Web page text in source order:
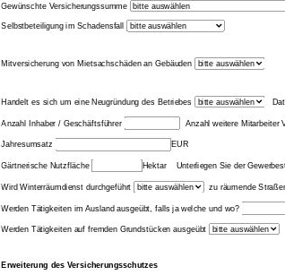
Gewünschte Versicherungssumme
Selbstbeteiligung im Schadensfall
Mitversicherung von Mietsachschäden an Gebäuden
Handelt es sich um eine Neugründung des Betriebes
Anzahl Inhaber / Geschäftsführer Anzahl weitere Mitarbeiter
Jahresumsatz EUR
Gärtnerische Nutzfläche Hektar Unterliegen Sie der
Wird Winterräumdienst durchgeführt zu räumende
Werden Tätigkeiten im Ausland ausgeübt, falls ja welche und wo?
Werden Tätigkeiten auf fremden Grundstücken ausgeübt
Erweiterung des Versicherungsschutzes